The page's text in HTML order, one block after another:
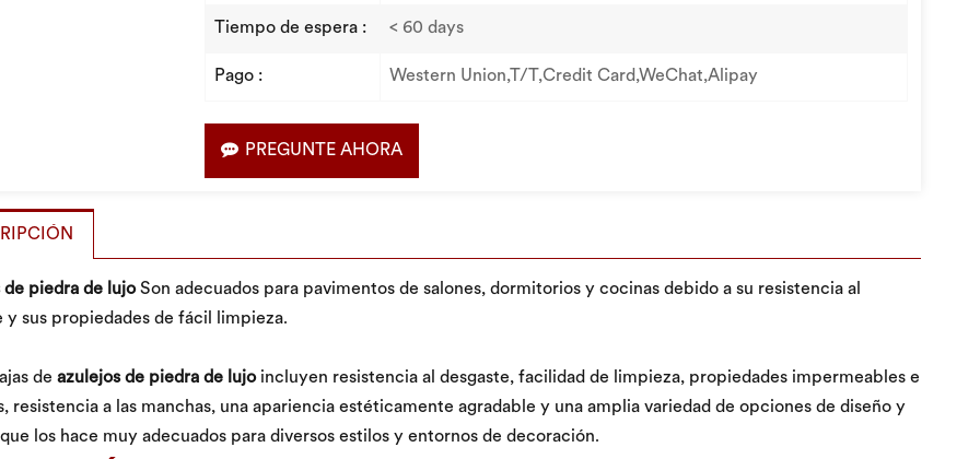
Tiempo de espera : < 60 days
Pago : Western Union,T/T,Credit Card,WeChat,Alipay
PREGUNTE AHORA
de piedra de lujoSon adecuados para pavimentos de salones, dormitorios y cocinas debido a su resistencia al
y sus propiedades de fácil limpieza.
de azulejos de piedra de lujoincluyen resistencia al desgaste, facilidad de limpieza, propiedades impermeables e
resistencia a las manchas, una apariencia estéticamente agradable y una amplia variedad de opciones de diseño y
los hace muy adecuados para diversos estilos y entornos de decoración.